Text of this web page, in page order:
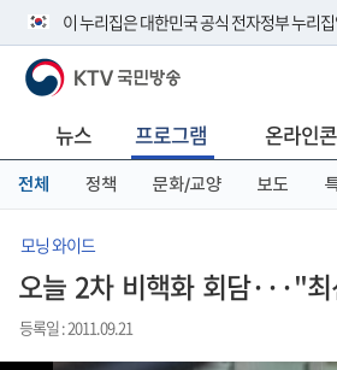
이 누리집은 대한민국 공식 전자정부 누리
공식 누리집 주소 확인하기
니다.
이밖에 or.kr 또는 .kr등 다른 도메인 주소를
서 도메인 주소를 확인해 보세요
KTV 국민방송
뉴스 프로그램 온라인
전체 정책 문화/교양 보도
모닝 와이드
오늘 2차 비핵화 회담···"
등록일 : 2011.09.21